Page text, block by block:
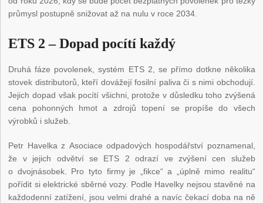
průmysl postupně snižovat až na nulu v roce 2034.
ETS 2 – Dopad pocítí každý
Druhá fáze povolenek, systém ETS 2, se přímo dotkne několika
stovek distributorů, kteří dovážejí fosilní paliva či s nimi obchodují.
Jejich dopad však pocítí všichni, protože v důsledku toho zvýšená
cena pohonných hmot a zdrojů topení se propíše do všech
výrobků i služeb.
Petr Havelka z Asociace odpadových hospodářství poznamenal,
že v jejich odvětví se ETS 2 odrazí ve zvýšení cen služeb
o dvojnásobek. Pro tyto firmy je „fikce“ a „úplně mimo realitu“
pořídit si elektrické sběrné vozy. Podle Havelky nejsou stavěné na
každodenní zatížení, jsou velmi drahé a navíc čekací doba na ně